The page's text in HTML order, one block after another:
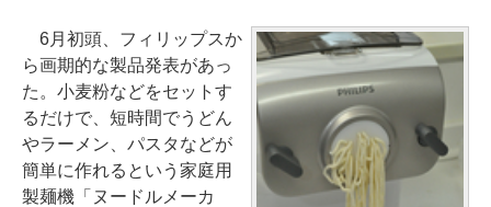
6月初頭、フィリップスか
ら画期的な製品発表があっ
た。小麦粉などをセットす
るだけで、短時間でうどん
やラーメン、パスタなどが
簡単に作れるという家庭用
製麺機「ヌードルメーカ